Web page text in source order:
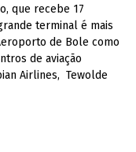
que recebe 17
terminal é mais
de Bole como
de aviação
Airlines, Tewolde